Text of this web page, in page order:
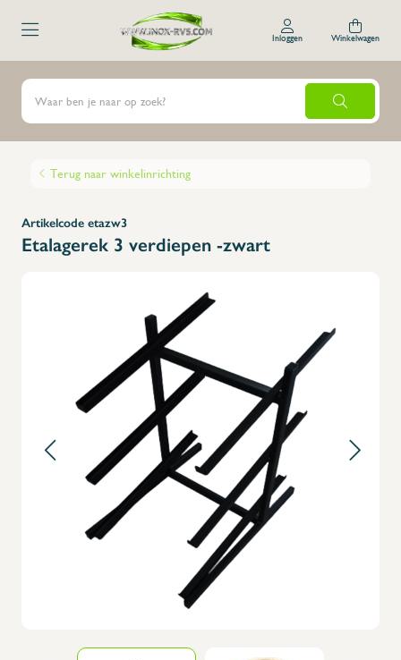
Inloggen Winkelwagen
Terug naar winkelinrichting
Artikelcode etazw3
Etalagerek 3 verdiepen -zwart